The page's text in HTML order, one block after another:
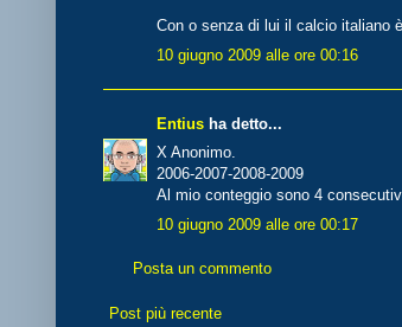
Con o senza di lui il calcio italiano
10 giugno 2009 alle ore 00:16
Entius ha detto...
X Anonimo.
2006-2007-2008-2009
Al mio conteggio sono 4
10 giugno 2009 alle ore 00:17
Posta un commento
Post più recente